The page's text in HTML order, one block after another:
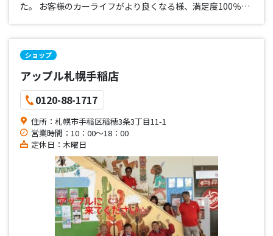
た。 お客様のカーライフがより良くなる様、満足度100％を
ショップ
アップル札幌手稲店
0120-88-1717
住所：札幌市手稲区稲穂3条3丁目11-1
営業時間：10：00～18：00
定休日：木曜日